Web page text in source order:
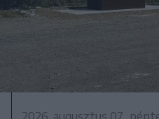
2026. augusztus 07.,